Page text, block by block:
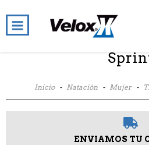
Inicio - Natación - Mujer -
ENVIAMOS TU